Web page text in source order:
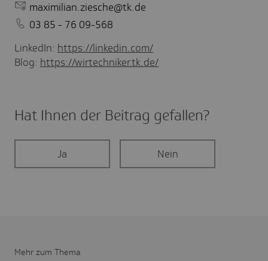
maximilian.ziesche@tk.de
03 85 - 76 09-568
LinkedIn: https://linkedin.com/
Blog: https://wirtechniker.tk.de/
Hat Ihnen der Beitrag gefal­len?
Ja Nein
Mehr zum Thema